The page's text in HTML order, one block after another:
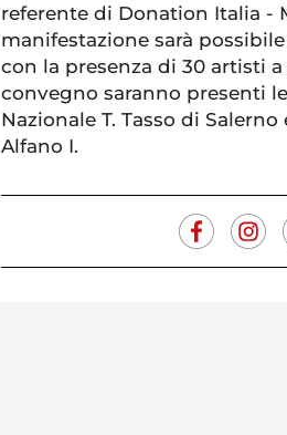
referente di Donation Italia -
manifestazione sarà
con la presenza di 30 artisti a
convegno saranno presenti
Nazionale T. Tasso di
Alfano I.